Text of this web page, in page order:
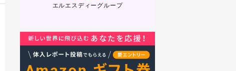
エルエスディーグループ